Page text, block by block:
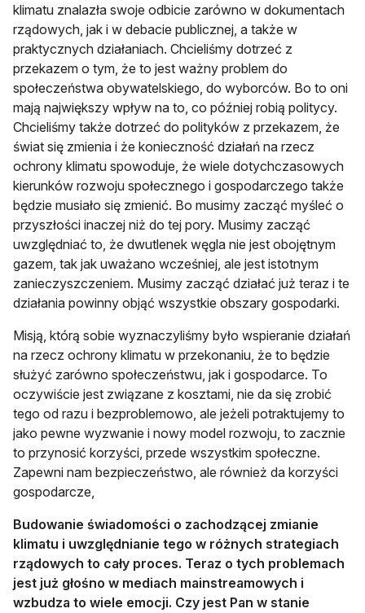
klimatu znalazła swoje odbicie zarówno w dokumentach
rządowych, jak i w debacie publicznej, a także w
praktycznych działaniach. Chcieliśmy dotrzeć z
przekazem o tym, że to jest ważny problem do
społeczeństwa obywatelskiego, do wyborców. Bo to oni
mają największy wpływ na to, co później robią politycy.
Chcieliśmy także dotrzeć do polityków z przekazem, że
świat się zmienia i że konieczność działań na rzecz
ochrony klimatu spowoduje, że wiele dotychczasowych
kierunków rozwoju społecznego i gospodarczego także
będzie musiało się zmienić. Bo musimy zacząć myśleć o
przyszłości inaczej niż do tej pory. Musimy zacząć
uwzględniać to, że dwutlenek węgla nie jest obojętnym
gazem, tak jak uważano wcześniej, ale jest istotnym
zanieczyszczeniem. Musimy zacząć działać już teraz i te
działania powinny objąć wszystkie obszary gospodarki.
Misją, którą sobie wyznaczyliśmy było wspieranie działań
na rzecz ochrony klimatu w przekonaniu, że to będzie
służyć zarówno społeczeństwu, jak i gospodarce. To
oczywiście jest związane z kosztami, nie da się zrobić
tego od razu i bezproblemowo, ale jeżeli potraktujemy to
jako pewne wyzwanie i nowy model rozwoju, to zacznie
to przynosić korzyści, przede wszystkim społeczne.
Zapewni nam bezpieczeństwo, ale również da korzyści
gospodarcze,
Budowanie świadomości o zachodzącej zmianie
klimatu i uwzględnianie tego w różnych strategiach
rządowych to cały proces. Teraz o tych problemach
jest już głośno w mediach mainstreamowych i
wzbudza to wiele emocji. Czy jest Pan w stanie